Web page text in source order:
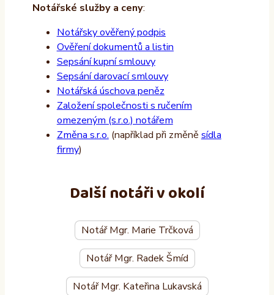
Notářské služby a ceny:
Notářsky ověřený podpis
Ověření dokumentů a listin
Sepsání kupní smlouvy
Sepsání darovací smlouvy
Notářská úschova peněz
Založení společnosti s ručením
omezeným (s.r.o.) notářem
Změna s.r.o. (například při změně sídla
firmy)
Další notáři v okolí
Notář Mgr. Marie Trčková
Notář Mgr. Radek Šmíd
Notář Mgr. Kateřina Lukavská